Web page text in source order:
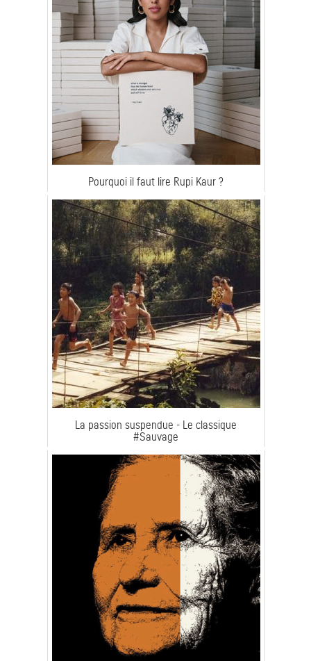
Pourquoi il faut lire Rupi Kaur ?
La passion suspendue - Le classique
#Sauvage